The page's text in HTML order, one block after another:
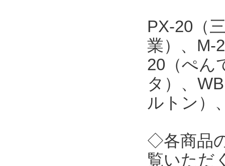
PX-20（
業）、M-
20（ぺん
タ）、
ルトン）
◇各商品
覧いただ